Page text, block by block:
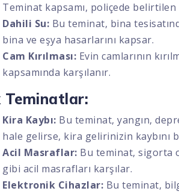
Teminat kapsamı, poliçede
Dahili Su: Bu teminat, bina
bina ve eşya hasarlarını kapsar.
Cam Kırılması: Evin camlarının
kapsamında karşılanır.
Teminatlar:
Kira Kaybı: Bu teminat, yangın,
hale gelirse, kira gelirinizin kaybını
Acil Masraflar: Bu teminat, sigorta
gibi acil masrafları karşılar.
Elektronik Cihazlar: Bu teminat,